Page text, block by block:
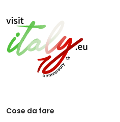
Cose da fare